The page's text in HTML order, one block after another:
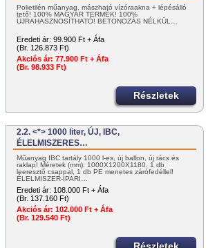
Polietilén műanyag, mászható vízóraakna + lépésálló
tető! 100% MAGYAR TERMÉK! 100%
ÚJRAHASZNOSÍTHATÓ! BETONOZÁS NÉLKÜL…
Eredeti ár: 99.900 Ft + Áfa
(Br. 126.873 Ft)
Akciós ár: 77.900 Ft + Áfa
(Br. 98.933 Ft)
Részletek
2.2. <*> 1000 liter, ÚJ, IBC,
ÉLELMISZERES…
Műanyag IBC tartály 1000 l-es, új ballon, új rács és
raklap! Méretek (mm): 1000X1200X1180. 1 db
leeresztő csappal, 1 db PE menetes zárófedéllel!
ÉLELMISZER-IPARI…
Eredeti ár: 108.000 Ft + Áfa
(Br. 137.160 Ft)
Akciós ár: 102.000 Ft + Áfa
(Br. 129.540 Ft)